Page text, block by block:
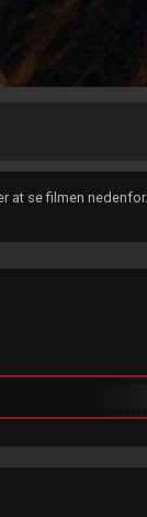
at se filmen nedenfor.